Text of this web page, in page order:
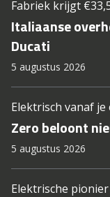
Fabriek krijgt
Italiaanse
Ducati
5 augustus 2026
Elektrisch vanaf
Zero beloont
5 augustus 2026
Elektrische